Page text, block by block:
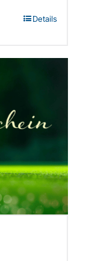
Details